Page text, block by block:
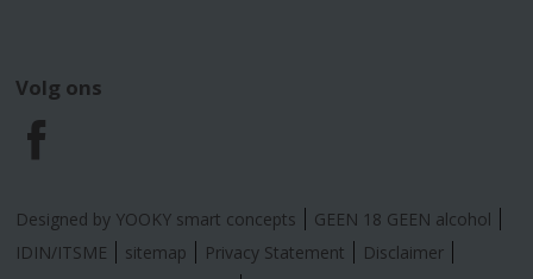
Volg ons
F
a
c
Designed by YOOKY smart concepts
GEEN 18 GEEN alcohol
IDIN/ITSME
sitemap Privacy Statement
Disclaimer